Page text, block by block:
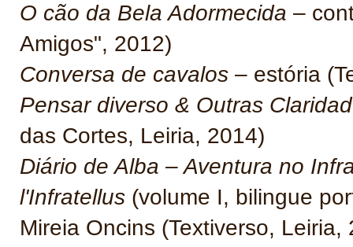
O cão da Bela Adormecida –
Amigos", 2012)
Conversa de cavalos – estória
Pensar diverso & Outras
das Cortes, Leiria, 2014)
Diário de Alba – Aventura no
l'Infratellus (volume I, bilingue
Mireia Oncins (Textiverso, Leiria,